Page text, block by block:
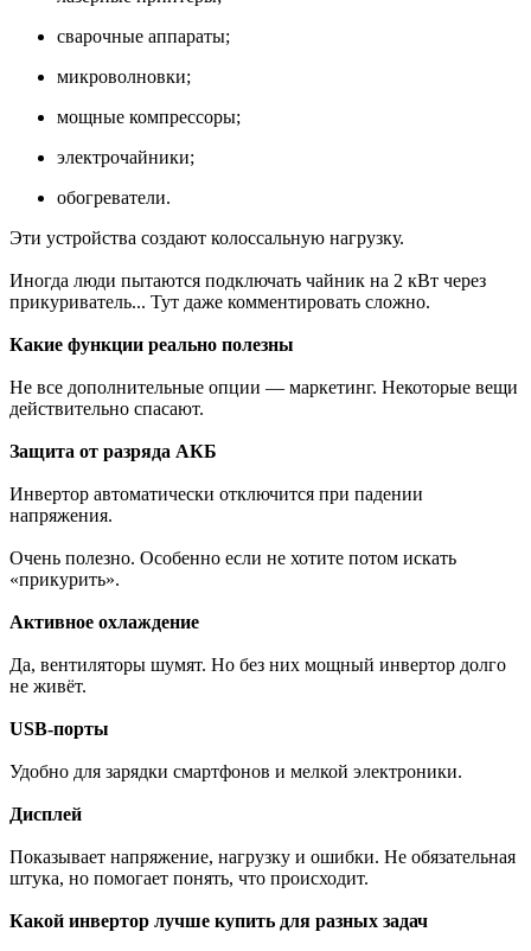
сварочные аппараты;
микроволновки;
мощные компрессоры;
электрочайники;
обогреватели.
Эти устройства создают колоссальную нагрузку.
Иногда люди пытаются подключать чайник на 2 кВт через
прикуриватель... Тут даже комментировать сложно.
Какие функции реально полезны
Не все дополнительные опции — маркетинг. Некоторые вещи
действительно спасают.
Защита от разряда АКБ
Инвертор автоматически отключится при падении
напряжения.
Очень полезно. Особенно если не хотите потом искать
«прикурить».
Активное охлаждение
Да, вентиляторы шумят. Но без них мощный инвертор долго
не живёт.
USB-порты
Удобно для зарядки смартфонов и мелкой электроники.
Дисплей
Показывает напряжение, нагрузку и ошибки. Не обязательная
штука, но помогает понять, что происходит.
Какой инвертор лучше купить для разных задач